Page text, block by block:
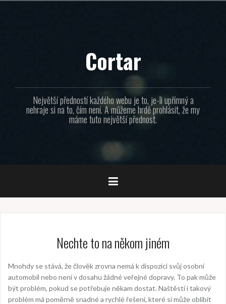
Cortar
Největší předností každého webu je to, je-li upřímný a
nehraje si na to, čím není. A můžeme hrdě prohlásit, že my
máme tuto největší přednost.
Nechte to na někom jiném
Mnohdy se stává, že člověk zrovna nemá k dispozici svůj osobní
automobil nebo není v dosahu žádné veřejné dopravy. To pak může
být problém, pokud se potřebuje někam dostat. Naštěstí i takový
problém má poměrně snadné a rychlé řešení, které si může oblíbit